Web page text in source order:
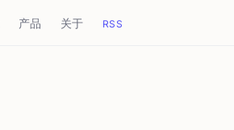
产品 关于 RSS